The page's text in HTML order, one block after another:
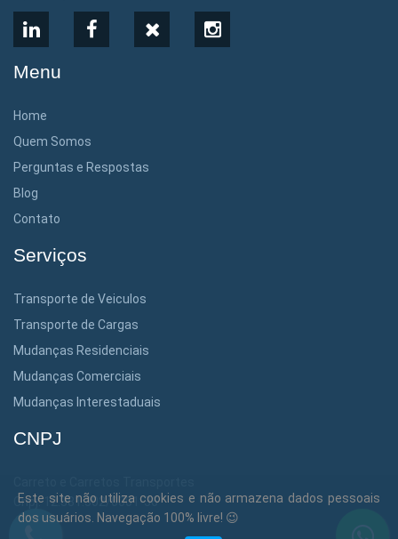
LinkedInFacebook Instagram
Menu
Home
Quem Somos
Perguntas e Respostas
Blog
Contato
Serviços
Transporte de Veiculos
Transporte de Cargas
Mudanças Residenciais
Mudanças Comerciais
Mudanças Interestaduais
CNPJ
Cnpj: 12.381.302/0001-36
Este site não utiliza cookies e não armazena dados pessoais
dos usuários. Navegação 100% livre! 😉